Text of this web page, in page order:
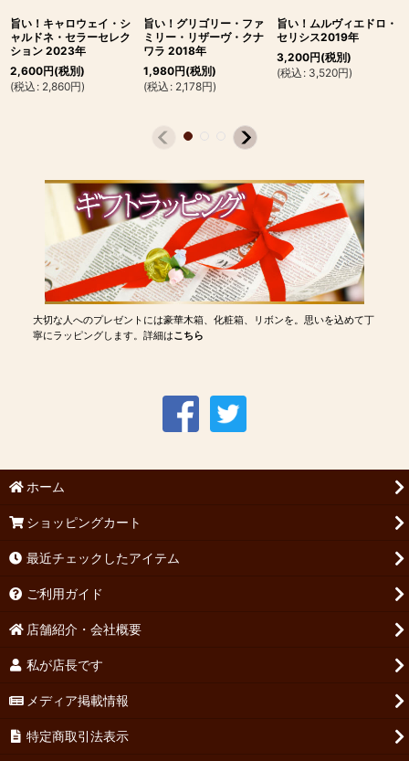
旨い！キャロウェイ・シ
ャルドネ・セラーセレク
ション 2023年
2,600円(税別)
(税込 : 2,860円)
旨い！グリゴリー・ファ
ミリー・リザーヴ・クナ
ワラ 2018年
1,980円(税別)
(税込 : 2,178円)
旨い！ムルヴィエドロ・
セリシス2019年
3,200円(税別)
(税込 : 3,520円)
大切な人へのプレゼントには豪華木箱、化粧箱、リボンを。思いを込めて丁
寧にラッピングします。詳細はこちら
ホーム
ショッピングカート
最近チェックしたアイテム
ご利用ガイド
店舗紹介・会社概要
私が店長です
メディア掲載情報
特定商取引法表示